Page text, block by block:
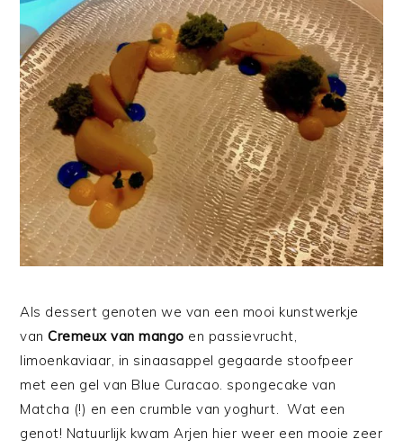
Als dessert genoten we van een mooi kunstwerkje
vanCremeux van mango en passievrucht,
limoenkaviaar, in sinaasappel gegaarde stoofpeer
met een gel van Blue Curacao. spongecake van
Matcha (!) en een crumble van yoghurt. Wat een
genot! Natuurlijk kwam Arjen hier weer een mooie zeer